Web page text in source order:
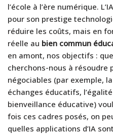
l’école à l’ère numérique.
pour son prestige
réduire les coûts, mais en
réelle au bien commun
en amont, nos objectifs :
cherchons-nous à résoudre
négociables (par exemple,
échanges éducatifs,
bienveillance éducative)
fois ces cadres posés, on
quelles applications d’IA